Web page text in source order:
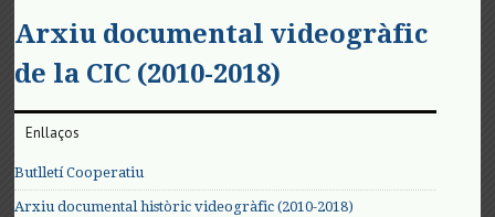
Arxiu documental videogràfic
de la CIC (2010-2018)
Enllaços
Butlletí Cooperatiu
Arxiu documental històric videogràfic (2010-2018)